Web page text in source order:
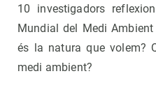
10 investigadors
Mundial del Medi
és la natura que volem?
medi ambient?